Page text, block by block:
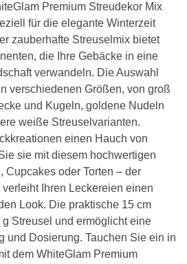
Premium Streudekor Mix
für die elegante Winterzeit
zauberhafte Streuselmix bietet
die Ihre Gebäcke in eine
verwandeln. Die Auswahl
verschiedenen Größen, von groß
und Kugeln, goldene Nudeln
weiße Streuselvarianten.
einen Hauch von
sie mit diesem hochwertigen
Cupcakes oder Torten – der
Ihren Leckereien einen
Look. Die praktische 15 cm
Streusel und ermöglicht eine
und Dosierung. Tauchen Sie ein in
dem WhiteGlam Premium